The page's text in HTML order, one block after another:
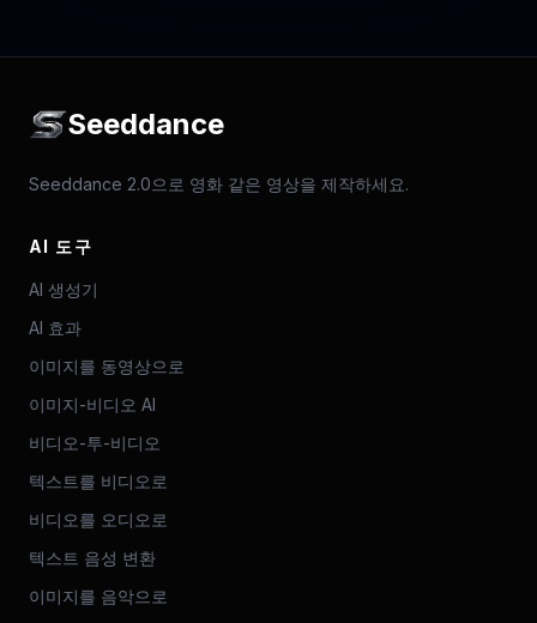
Seeddance
Seeddance 2.0으로 영화 같은 영상을 제작하세요.
AI 도구
AI 생성기
AI 효과
이미지를 동영상으로
이미지-비디오 AI
비디오-투-비디오
텍스트를 비디오로
비디오를 오디오로
텍스트 음성 변환
이미지를 음악으로